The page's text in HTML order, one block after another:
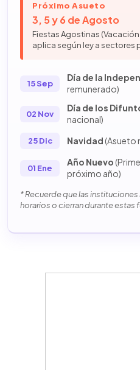
Próximo Asueto
3, 5 y 6 de Agosto
Fiestas Agostinas
aplica según ley a sectores
15 Sep
Día de la
remunerado)
02 Nov
Día de los
nacional)
25 Dic Navidad(Asueto
01 Ene
Año Nuevo
próximo año)
* Recuerde que las
horarios o cierran durante estas